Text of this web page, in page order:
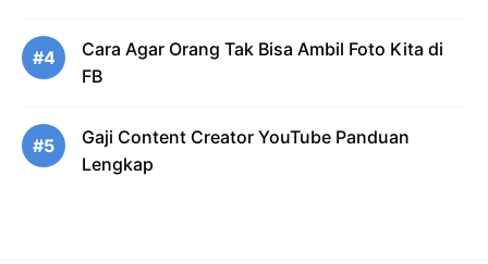
#4
Cara Agar Orang Tak Bisa Ambil Foto Kita di
FB
#5
Gaji Content Creator YouTube Panduan
Lengkap